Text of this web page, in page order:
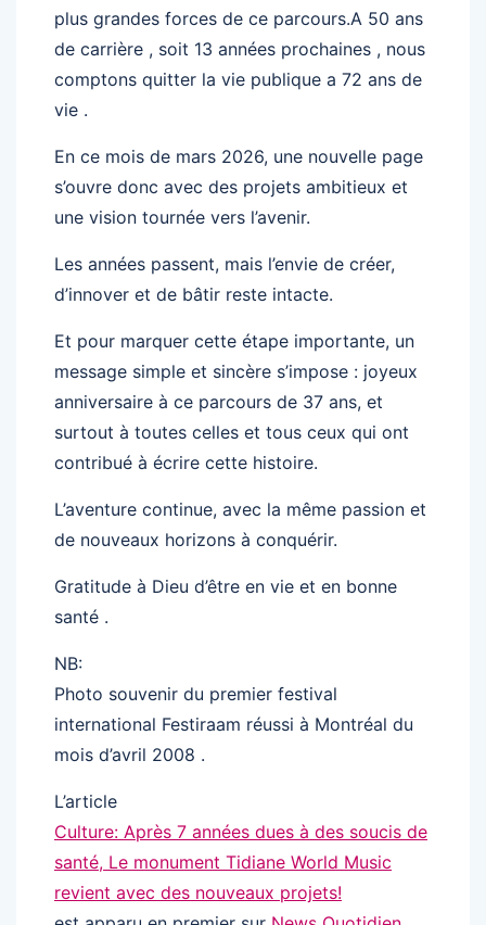
plus grandes forces de ce parcours.A 50 ans
de carrière , soit 13 années prochaines , nous
comptons quitter la vie publique a 72 ans de
vie .
En ce mois de mars 2026, une nouvelle page
s’ouvre donc avec des projets ambitieux et
une vision tournée vers l’avenir.
Les années passent, mais l’envie de créer,
d’innover et de bâtir reste intacte.
Et pour marquer cette étape importante, un
message simple et sincère s’impose : joyeux
anniversaire à ce parcours de 37 ans, et
surtout à toutes celles et tous ceux qui ont
contribué à écrire cette histoire.
L’aventure continue, avec la même passion et
de nouveaux horizons à conquérir.
Gratitude à Dieu d’être en vie et en bonne
santé .
NB:
Photo souvenir du premier festival
international Festiraam réussi à Montréal du
mois d’avril 2008 .
L’article
Culture: Après 7 années dues à des soucis de
santé, Le monument Tidiane World Music
revient avec des nouveaux projets!